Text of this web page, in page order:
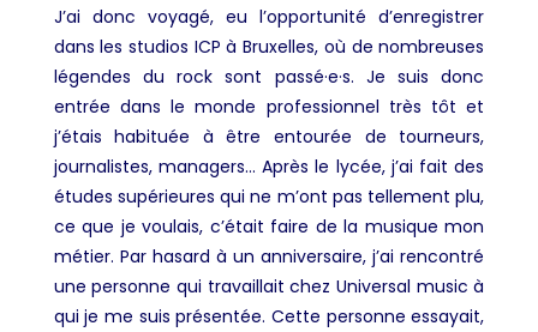
J’ai donc voyagé, eu l’opportunité d’enregistrer
dans les studios ICP à Bruxelles, où de nombreuses
légendes du rock sont passé·e·s. Je suis donc
entrée dans le monde professionnel très tôt et
j’étais habituée à être entourée de tourneurs,
journalistes, managers… Après le lycée, j’ai fait des
études supérieures qui ne m’ont pas tellement plu,
ce que je voulais, c’était faire de la musique mon
métier. Par hasard à un anniversaire, j’ai rencontré
une personne qui travaillait chez Universal music à
qui je me suis présentée. Cette personne essayait,